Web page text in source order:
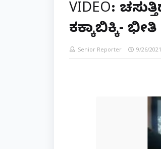
VIDEO:
ಕಕ್ಕಾಬಿಕ್ಕಿ-
Senior Reporter 9/26/